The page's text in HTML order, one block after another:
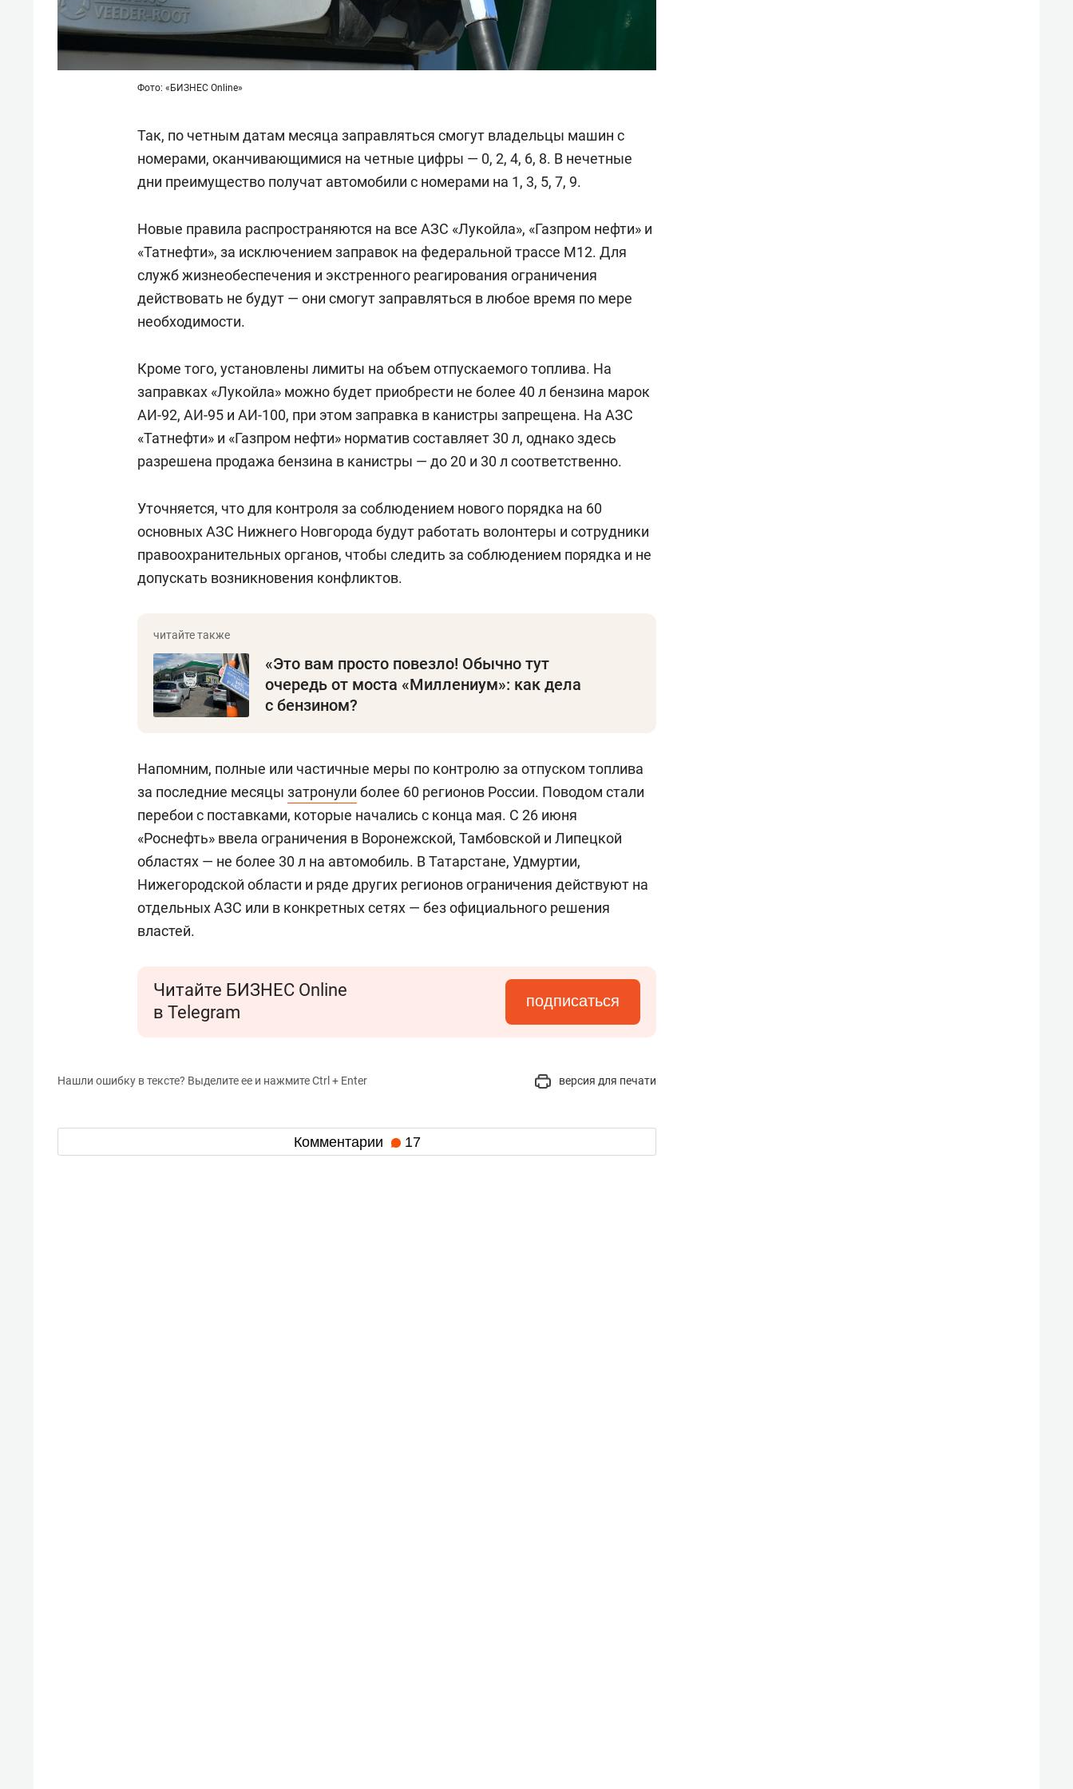
Фото: «БИЗНЕС Online»
Так, по четным датам месяца заправляться смогут владельцы машин с
номерами, оканчивающимися на четные цифры — 0, 2, 4, 6, 8. В нечетные
дни преимущество получат автомобили с номерами на 1, 3, 5, 7, 9.
Новые правила распространяются на все АЗС «Лукойла», «Газпром нефти» и
«Татнефти», за исключением заправок на федеральной трассе М12. Для
служб жизнеобеспечения и экстренного реагирования ограничения
действовать не будут — они смогут заправляться в любое время по мере
необходимости.
Кроме того, установлены лимиты на объем отпускаемого топлива. На
заправках «Лукойла» можно будет приобрести не более 40 л бензина марок
АИ-92, АИ-95 и АИ-100, при этом заправка в канистры запрещена. На АЗС
«Татнефти» и «Газпром нефти» норматив составляет 30 л, однако здесь
разрешена продажа бензина в канистры — до 20 и 30 л соответственно.
Уточняется, что для контроля за соблюдением нового порядка на 60
основных АЗС Нижнего Новгорода будут работать волонтеры и сотрудники
правоохранительных органов, чтобы следить за соблюдением порядка и не
допускать возникновения конфликтов.
«Это вам просто повезло! Обычно тут
очередь от моста «Миллениум»: как дела
с бензином?
Напомним, полные или частичные меры по контролю за отпуском топлива
за последние месяцы затронули более 60 регионов России. Поводом стали
перебои с поставками, которые начались с конца мая. С 26 июня
«Роснефть» ввела ограничения в Воронежской, Тамбовской и Липецкой
областях — не более 30 л на автомобиль. В Татарстане, Удмуртии,
Нижегородской области и ряде других регионов ограничения действуют на
отдельных АЗС или в конкретных сетях — без официального решения
властей.
Читайте БИЗНЕС Online
в Telegram
подписаться
Нашли ошибку в тексте? Выделите ее и нажмите Ctrl + Enter версия для печати
Комментарии 17